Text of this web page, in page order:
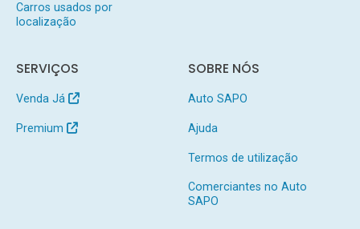
Carros usados por
localização
SERVIÇOS
Venda Já
Premium
SOBRE NÓS
Auto SAPO
Ajuda
Termos de utilização
Comerciantes no Auto
SAPO